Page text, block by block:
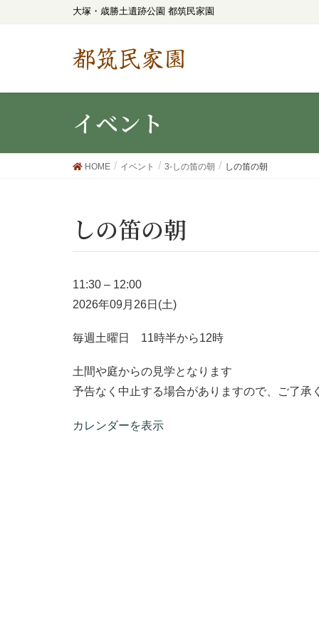
大塚・歳勝土遺跡公園 都筑民家園
都筑民家園
イベント
HOME イベント 3-しの笛の朝 しの笛の朝
しの笛の朝
11:30 – 12:00
2026年09月26日(土)
毎週土曜日 11時半から12時
土間や庭からの見学となります
予告なく中止する場合がありますので、ご了承
カレンダーを表示